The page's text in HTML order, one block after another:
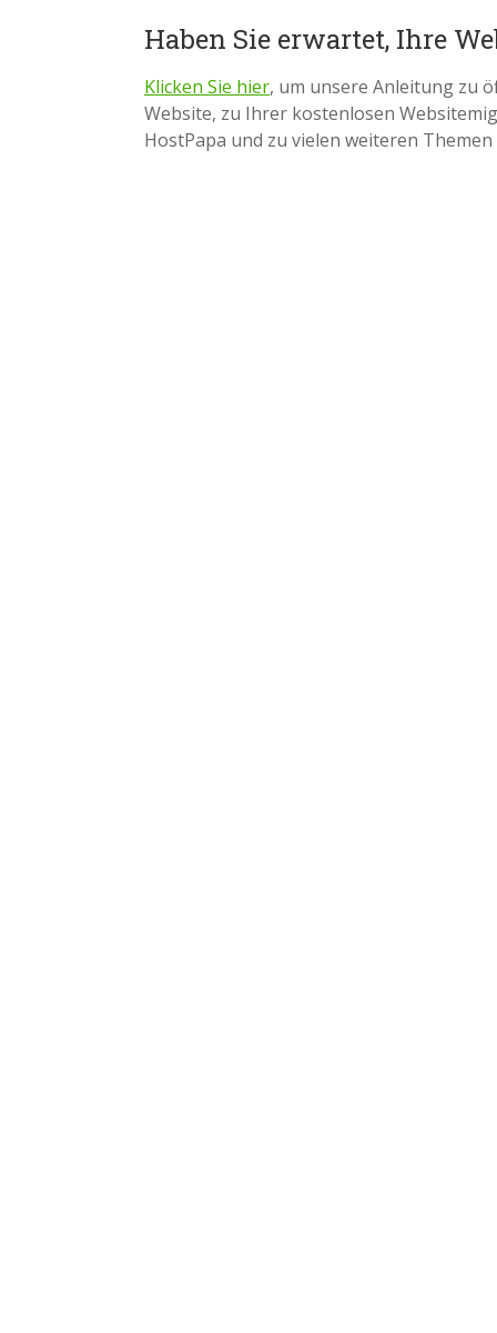
Haben Sie erwartet, Ihre
Klicken Sie hier, um unsere Anleitung zu
Website, zu Ihrer kostenlosen
HostPapa und zu vielen weiteren